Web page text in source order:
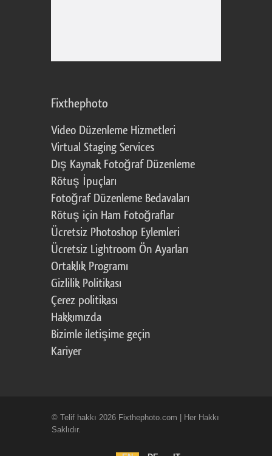
Fixthephoto
Video Düzenleme Hizmetleri
Virtual Staging Services
Dış Kaynak Fotoğraf Düzenleme
Rötuş İpuçları
Fotoğraf Düzenleme Bedavaları
Rötuş için Ham Fotoğraflar
Ücretsiz Photoshop Eylemleri
Ücretsiz Lightroom Ön Ayarları
Ortaklık Programı
Gizlilik Politikası
Çerez politikası
Hakkımızda
Bizimle iletişime geçin
Kariyer
© Telif hakkı 2026 Fixthephoto.com | Her Hakkı
Saklıdır.